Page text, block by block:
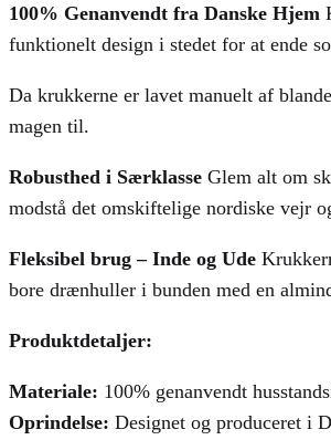
100% Genanvendt fra Danske Hjem
funktionelt design i stedet for at ende
Da krukkerne er lavet manuelt af
magen til.
Robusthed i Særklasse Glem alt om
modstå det omskiftelige nordiske vejr
Fleksibel brug – Inde og Ude
bore drænhuller i bunden med en
Produktdetaljer:
Materiale: 100% genanvendt
Oprindelse: Designet og produceret i